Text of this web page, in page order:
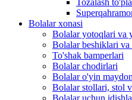
Tozalash
Bolalar xonasi
Bolalar yotoqlari va
Bolalar beshiklari va
To'shak bamperlari
Bolalar chodirlari
Bolalar o'yin
Bolalar stollari, stol
Bolalar uchun